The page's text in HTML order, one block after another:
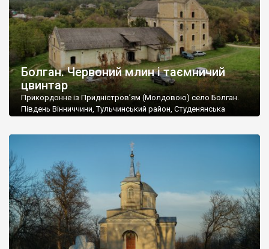
Болган. Червоний млин і таємничий
цвинтар
Прикордонне із Придністров’ям (Молдовою) село Болган.
Південь Вінниччини, Тульчинський район, Студенянська
старовинний цвинтар із кам’яними хрестами. Всі епітафії, які
збереглися, написані кирилицею, церковнослов’янською
мовою. За всіма традиційними ознаками – цвинтар
український. Хрести датуються 19 століттям. У 1924-1940
роках Болган […]